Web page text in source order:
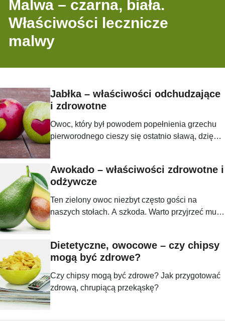
Malwa – czarna, biała.
Właściwości lecznicze
malwy
Jabłka – właściwości odchudzające
i zdrowotne
Owoc, który był powodem popełnienia grzechu
pierworodnego cieszy się ostatnio sławą, dzięki
Awokado – właściwości zdrowotne i
odżywcze
Ten zielony owoc niezbyt często gości na
naszych stołach. A szkoda. Warto przyjrzeć mu
Dietetyczne, owocowe – czy chipsy
mogą być zdrowe?
Czy chipsy mogą być zdrowe? Jak przygotować
zdrową, chrupiącą przekąskę?